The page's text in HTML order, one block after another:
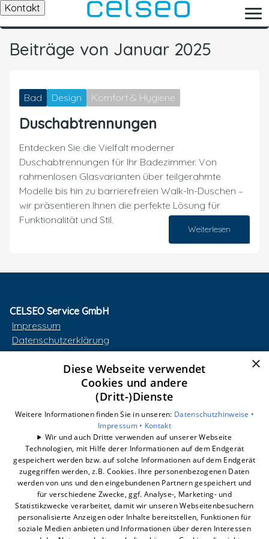
Kontakt
Beiträge von Januar 2025
Bad Design Komfort & Hygiene
Duschabtrennungen
Entdecken Sie die Vielfalt moderner
Duschabtrennungen für Ihr Badezimmer. Von
rahmenlosen Glasvarianten über teilgerahmte
Modelle bis hin zu barrierefreien Walk-In-Duschen –
wir präsentieren Ihnen die perfekte Lösung für
Funktionalität und Stil.
Weiterlesen
CELSEO Service GmbH
Impressum
Datenschutzerklärung
AGB
Barrierefreiheitserklärung
smart-box
Photovoltaik
Dynamischer Stromtarif
E-Mobilität
Unternehmen
×
Diese Webseite verwendet
Cookies und andere
(Dritt-)Dienste
Weitere Informationen finden Sie in unseren: Datenschutzhinweise •
Impressum • Kontakt
Wir und auch Dritte verwenden auf unserer Webseite
Technologien, mit Hilfe derer Informationen auf dem Endgerät
gespeichert werden bzw. auf solche Informationen auf dem Endgerät
zugegriffen werden, z.B. Cookies. Ihre personenbezogenen Daten
werden von uns und den eingebundenen Partnern gespeichert und
für verschiedene Zwecke, ggf. Analyse-, Marketing- und
Statistikzwecke verarbeitet, damit wir unseren Webseitenbesuchern
personalisierte Anzeigen oder Inhalte bereitstellen, Funktionen für
soziale Medien anbieten und Informationen über deren Interessen